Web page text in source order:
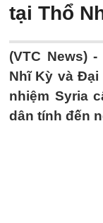
tại Thổ
(VTC News) -
Nhĩ Kỳ và Đại
nhiệm Syria
dân tính đến